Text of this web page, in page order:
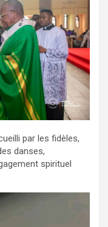
par les fidèles,
danses,
spirituel